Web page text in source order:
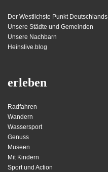
Der Westlichste Punkt Deutschlands
Unsere Städte und Gemeinden
Unsere Nachbarn
Heinslive.blog
erleben
Radfahren
Wandern
Wassersport
Genuss
Museen
Mit Kindern
Sport und Action